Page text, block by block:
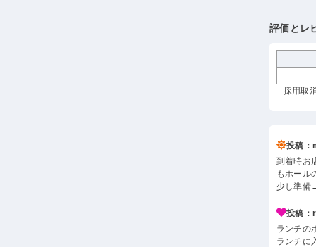
評価とレ
採用取
投稿：
到着時お
もホール
少し準
投稿：
ランチ
ランチに